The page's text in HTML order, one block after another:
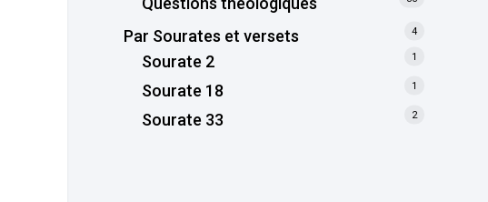
Par Sourates et versets 4
Sourate 2 1
Sourate 18 1
Sourate 33 2